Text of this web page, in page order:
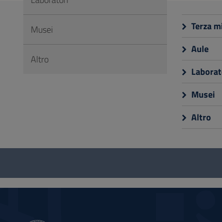
Footer
Terza
Aule
Musei
Altro
Musei
Altro
Questionario
social